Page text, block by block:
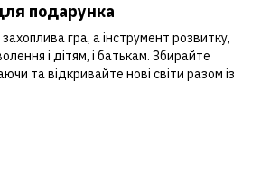
подарунка
гра, а інструмент розвитку,
і дітям, і батькам. Збирайте
та відкривайте нові світи разом із